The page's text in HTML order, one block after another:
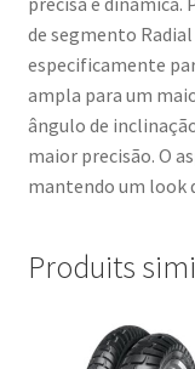
de segmento
especificamente
ampla para um
ângulo de
maior precisão. O
mantendo um look
Produits